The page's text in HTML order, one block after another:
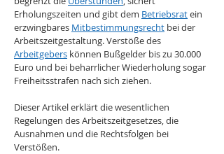
Erholungszeiten und gibt dem Betriebsrat ein
erzwingbares Mitbestimmungsrecht bei der
Arbeitszeitgestaltung. Verstöße des
Arbeitgebers können Bußgelder bis zu 30.000
Euro und bei beharrlicher Wiederholung sogar
Freiheitsstrafen nach sich ziehen.
Dieser Artikel erklärt die wesentlichen
Regelungen des Arbeitszeitgesetzes, die
Ausnahmen und die Rechtsfolgen bei
Verstößen.